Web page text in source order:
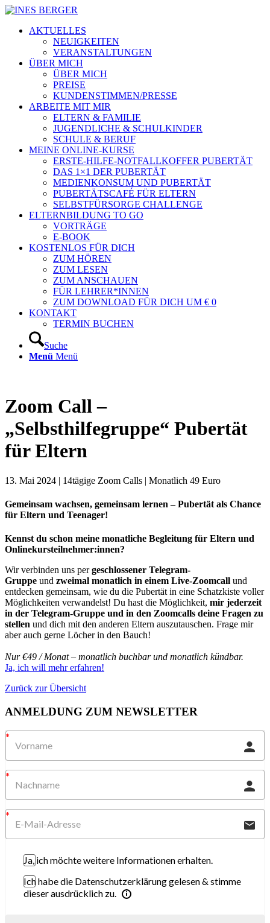
AKTUELLES
NEUIGKEITEN
VERANSTALTUNGEN
ÜBER MICH
ÜBER MICH
PREISE
KUNDENSTIMMEN/PRESSE
ARBEITE MIT MIR
ELTERN & FAMILIE
JUGENDLICHE & SCHULKINDER
SCHULE & BERUF
MEINE ONLINE-KURSE
ERSTE-HILFE-NOTFALLKOFFER PUBERTÄT
DAS 1×1 DER PUBERTÄT
MEDIENKONSUM UND PUBERTÄT
PUBERTÄTSCAFÉ FÜR ELTERN
SELBSTFÜRSORGE CHALLENGE
ELTERNBILDUNG TO GO
VORTRÄGE
E-BOOK
KOSTENLOS FÜR DICH
ZUM HÖREN
ZUM LESEN
ZUM ANSCHAUEN
FÜR LEHRER*INNEN
ZUM DOWNLOAD FÜR DICH UM € 0
KONTAKT
TERMIN BUCHEN
Suche
Menü Menü
Zoom Call –
„Selbsthilfegruppe“ Pubertät
für Eltern
13. Mai 2024 | 14tägige Zoom Calls | Monatlich 49 Euro
Gemeinsam wachsen, gemeinsam lernen – Pubertät als Chance
für Eltern und Teenager!
Kennst du schon meine monatliche Begleitung für Eltern und
Onlinekursteilnehmer:innen?
Wir verbinden uns pergeschlossener Telegram-
Gruppe und zweimal monatlich in einem Live-Zoomcall und
entdecken gemeinsam, wie du die Pubertät in eine Schatzkiste voller
Möglichkeiten verwandelst! Du hast die Möglichkeit, mir jederzeit
in der Telegram-Gruppe und in den Zoomcalls deine Fragen zu
stellen und dich mit den anderen Eltern auszutauschen. Frage mir
aber auch gerne Löcher in den Bauch!
Nur €49 / Monat – monatlich buchbar und monatlich kündbar.
Ja, ich will mehr erfahren!
Zurück zur Übersicht
ANMELDUNG ZUM NEWSLETTER
Ja, ich möchte weitere Informationen erhalten.
Ich habe die Datenschutzerklärung gelesen & stimme
dieser ausdrücklich zu.